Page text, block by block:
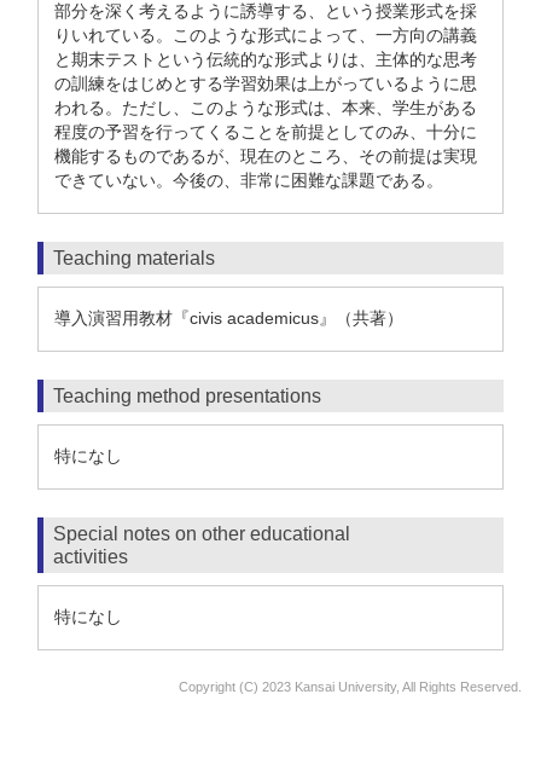
部分を深く考えるように誘導する、という授業形式を採
りいれている。このような形式によって、一方向の講義
と期末テストという伝統的な形式よりは、主体的な思考
の訓練をはじめとする学習効果は上がっているように思
われる。ただし、このような形式は、本来、学生がある
程度の予習を行ってくることを前提としてのみ、十分に
機能するものであるが、現在のところ、その前提は実現
できていない。今後の、非常に困難な課題である。
Teaching materials
導入演習用教材『civis academicus』（共著）
Teaching method presentations
特になし
Special notes on other educational
activities
特になし
Copyright (C) 2023 Kansai University, All Rights Reserved.